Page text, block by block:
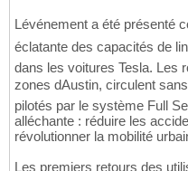
Lévénement a été présenté
éclatante des capacités de
dans les voitures Tesla. Les
zones dAustin, circulent
pilotés par le système Full
alléchante : réduire les
révolutionner la mobilité
Les premiers retours des